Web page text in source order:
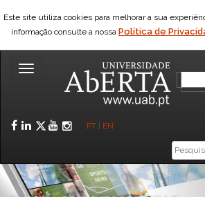
Este site utiliza cookies para melhorar a sua
informação consulte a nossa Política de
Toggle
Facebook
LinkedIn
Twitter
YouTube
Instagram
PT EN
Caixa
de
pesquisa